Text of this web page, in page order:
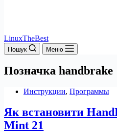
LinuxTheBest
Пошук Меню
Позначка handbrake
Инструкции, Программы
Як встановити
Mint 21